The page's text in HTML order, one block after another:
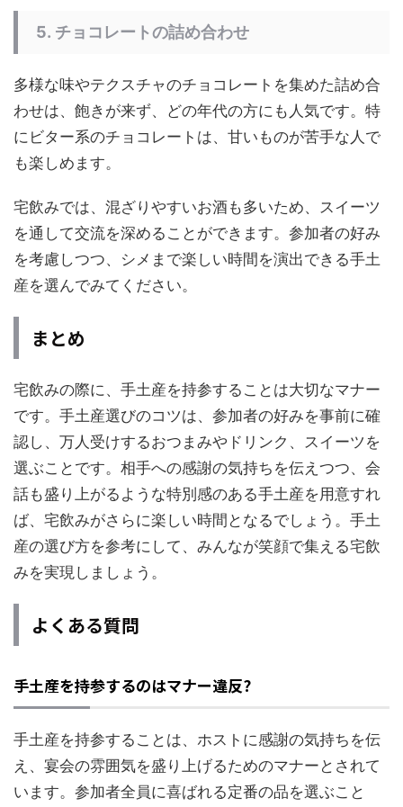
5. チョコレートの詰め合わせ
多様な味やテクスチャのチョコレートを集めた詰め合
わせは、飽きが来ず、どの年代の方にも人気です。特
にビター系のチョコレートは、甘いものが苦手な人で
も楽しめます。
宅飲みでは、混ざりやすいお酒も多いため、スイーツ
を通して交流を深めることができます。参加者の好み
を考慮しつつ、シメまで楽しい時間を演出できる手土
産を選んでみてください。
まとめ
宅飲みの際に、手土産を持参することは大切なマナー
です。手土産選びのコツは、参加者の好みを事前に確
認し、万人受けするおつまみやドリンク、スイーツを
選ぶことです。相手への感謝の気持ちを伝えつつ、会
話も盛り上がるような特別感のある手土産を用意すれ
ば、宅飲みがさらに楽しい時間となるでしょう。手土
産の選び方を参考にして、みんなが笑顔で集える宅飲
みを実現しましょう。
よくある質問
手土産を持参するのはマナー違反?
手土産を持参することは、ホストに感謝の気持ちを伝
え、宴会の雰囲気を盛り上げるためのマナーとされて
います。参加者全員に喜ばれる定番の品を選ぶこと